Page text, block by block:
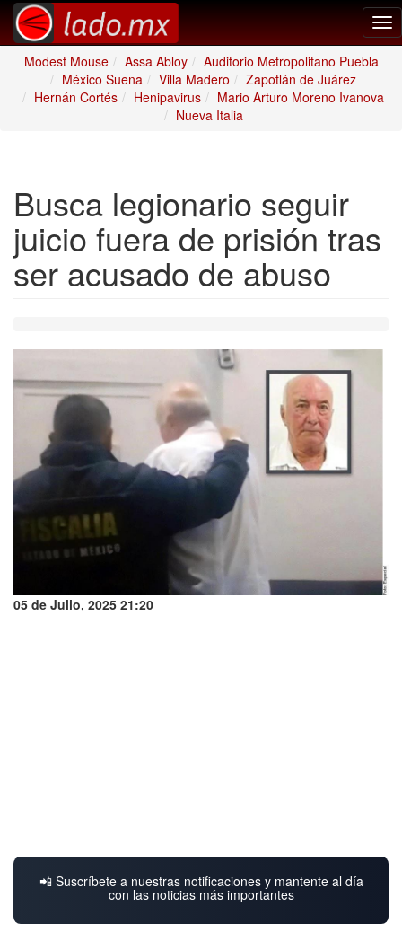
Modest Mouse
Assa Abloy
Auditorio Metropolitano Puebla
México Suena
Villa Madero
Zapotlán de Juárez
Hernán Cortés
Henipavirus
Mario Arturo Moreno Ivanova
Nueva Italia
Busca legionario seguir
juicio fuera de prisión tras
ser acusado de abuso
05 de Julio, 2025 21:20
📲 Suscríbete a nuestras notificaciones y mantente al día
con las noticias más importantes